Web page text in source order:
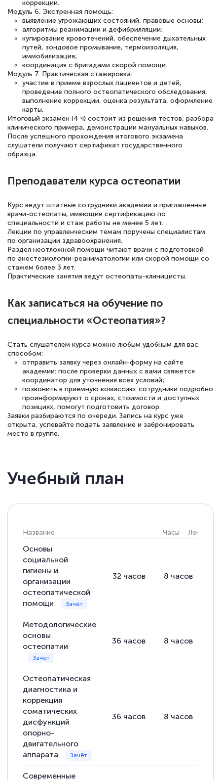
коррекции.
Модуль 6. Экстренная помощь:
выявление угрожающих состояний, правовые основы;
алгоритмы реанимации и дефибрилляции;
купирование кровотечений, обеспечение дыхательных
путей, зондовое промывание, термоизоляция,
иммобилизация;
координация с бригадами скорой помощи.
Модуль 7. Практическая стажировка:
участие в приеме взрослых пациентов и детей,
проведение полного остеопатического обследования,
выполнение коррекции, оценка результата, оформление
карты.
Итоговый экзамен (4 ч) состоит из решения тестов, разбора
клинического примера, демонстрации мануальных навыков.
После успешного прохождения итогового экзамена
слушатели получают сертификат государственного
образца.
Преподаватели курса остеопатии
Курс ведут штатные сотрудники академии и приглашенные
врачи-остеопаты, имеющие сертификацию по
специальности и стаж работы не менее 5 лет.
Лекции по управленческим темам поручены специалистам
по организации здравоохранения.
Раздел неотложной помощи читают врачи с подготовкой
по анестезиологии-реаниматологии или скорой помощи со
стажем более 3 лет.
Практические занятия ведут остеопаты-клиницисты.
Как записаться на обучение по
специальности «Остеопатия»?
Стать слушателем курса можно любым удобным для вас
способом:
отправить заявку через онлайн-форму на сайте
академии: после проверки данных с вами свяжется
координатор для уточнения всех условий;
позвонить в приемную комиссию: сотрудники подробно
проинформируют о сроках, стоимости и доступных
позициях, помогут подготовить договор.
Заявки разбираются по очереди. Запись на курс уже
открыта, успевайте подать заявление и забронировать
место в группе.
Учебный план
Название Часы Лекции
Основы
социальной
гигиены и
организации
остеопатической
помощи
32 часов 8 часов
Методологические
основы
остеопатии
36 часов 8 часов
Остеопатическая
диагностика и
коррекция
соматических
дисфункций
опорно-
двигательного
аппарата
36 часов 8 часов
Современные